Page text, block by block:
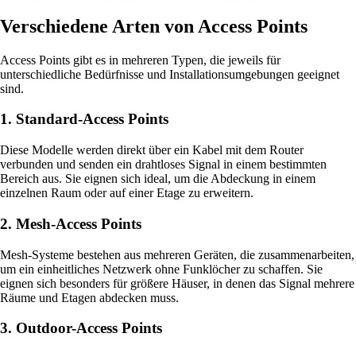
Verschiedene Arten von Access Points
Access Points gibt es in mehreren Typen, die jeweils für
unterschiedliche Bedürfnisse und Installationsumgebungen geeignet
sind.
1. Standard-Access Points
Diese Modelle werden direkt über ein Kabel mit dem Router
verbunden und senden ein drahtloses Signal in einem bestimmten
Bereich aus. Sie eignen sich ideal, um die Abdeckung in einem
einzelnen Raum oder auf einer Etage zu erweitern.
2. Mesh-Access Points
Mesh-Systeme bestehen aus mehreren Geräten, die zusammenarbeiten,
um ein einheitliches Netzwerk ohne Funklöcher zu schaffen. Sie
eignen sich besonders für größere Häuser, in denen das Signal mehrere
Räume und Etagen abdecken muss.
3. Outdoor-Access Points